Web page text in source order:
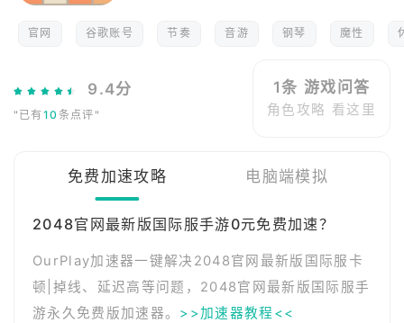
官网 谷歌账号 节奏 音游 钢琴 魔性
9.4分
"已有10 条点评"
1条 游戏问答
角色攻略 看这里
免费加速攻略 电脑端模拟
2048官网最新版国际服手游0元免费加速？
OurPlay加速器一键解决2048官网最新版国际服卡
顿|掉线、延迟高等问题，2048官网最新版国际服手
游永久免费版加速器。 >>加速器教程<<